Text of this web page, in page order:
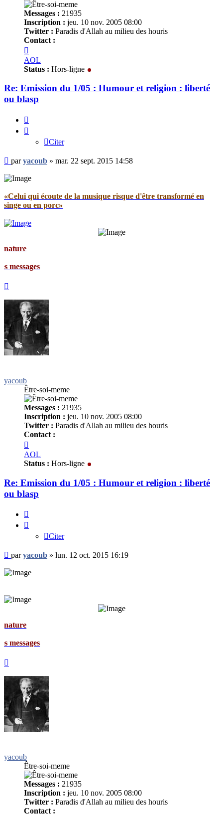
Messages : 21935
Inscription : jeu. 10 nov. 2005 08:00
Twitter : Paradis d'Allah au milieu des houris
Contact :
yacoub
AOL
Status : Hors-ligne
Re: Emission du 1/05 : Humour et religion : liberté
ou blasp
Citer
Message
non
lu
paryacoub » mar. 22 sept. 2015 14:58
«Celui qui écoute de la musique risque d'être transformé en
singe ou en porc»
yacoub
Être-soi-meme
Messages : 21935
Inscription : jeu. 10 nov. 2005 08:00
Twitter : Paradis d'Allah au milieu des houris
Contact :
yacoub
AOL
Status : Hors-ligne
Re: Emission du 1/05 : Humour et religion : liberté
ou blasp
Citer
Message
non
lu
paryacoub » lun. 12 oct. 2015 16:19
yacoub
Être-soi-meme
Messages : 21935
Inscription : jeu. 10 nov. 2005 08:00
Twitter : Paradis d'Allah au milieu des houris
Contact :